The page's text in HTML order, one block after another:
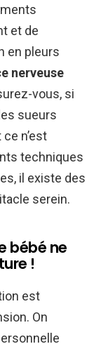
et de
en pleurs
nerveuse
vous, si
sueurs
n’est
techniques
il existe des
serein.
bébé ne
!
est
On